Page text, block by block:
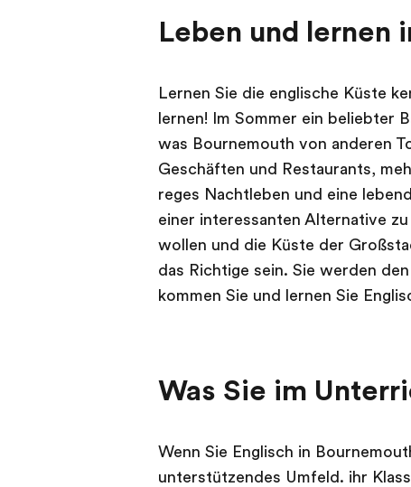
Leben und lernen
Lernen Sie die englische Küste
lernen! Im Sommer ein beliebter
was Bournemouth von anderen
Geschäften und Restaurants,
reges Nachtleben und eine
einer interessanten Alternative
wollen und die Küste der
das Richtige sein. Sie werden
kommen Sie und lernen Sie
Was Sie im
Wenn Sie Englisch in
unterstützendes Umfeld. ihr